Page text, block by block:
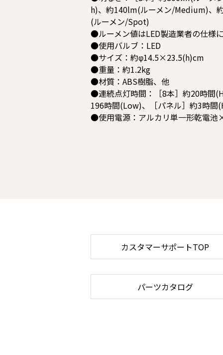
h)、約140lm(ルーメン/Medium)、
(ルーメン/Spot)
●ルーメン値はLED製造業者の仕様
●使用バルブ：LED
●サイズ：約φ14.5×23.5(h)cm
●重量：約1.2kg
●材質：ABS樹脂、他
●連続点灯時間：［8本］約20時間
196時間(Low)、［パネル］約3時
●使用電源：アルカリ単一形乾電池
カスタマーサポートTOP
パーツカタログ